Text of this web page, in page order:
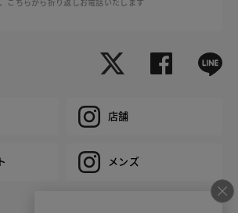
店舗
メンズ